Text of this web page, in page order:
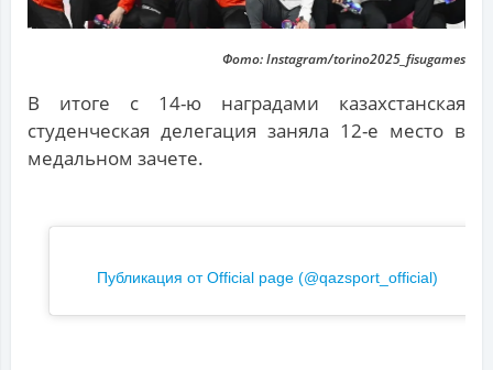
Фото: Instagram/torino2025_fisugames
В итоге с 14-ю наградами казахстанская
студенческая делегация заняла 12-е место в
медальном зачете.
Публикация от Official page (@qazsport_official)